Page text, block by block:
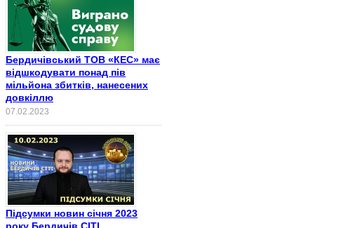
Бердичівський ТОВ «КЕС» має
відшкодувати понад пів
мільйона збитків, нанесених
довкіллю
07.02.2023
Підсумки новин січня 2023
року Бердичів СІТІ